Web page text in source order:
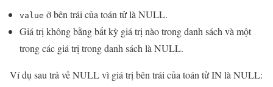
value ở bên trái của toán tử là NULL.
Giá trị không bằng bất kỳ giá trị nào trong danh sách và một
trong các giá trị trong danh sách là NULL.
Ví dụ sau trả về NULL vì giá trị bên trái của toán tử IN là NULL: